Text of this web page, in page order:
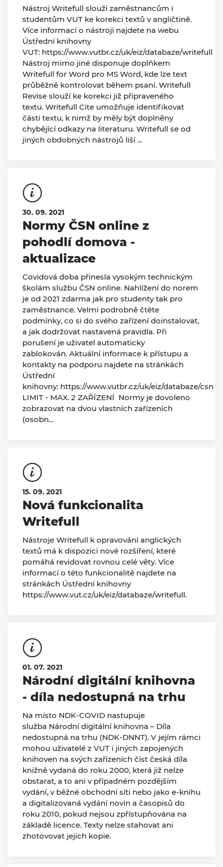
Nástroj Writefull slouží zaměstnancům i
studentům VUT ke korekci textů v angličtině.
Více informací o nástroji najdete na webu
Ústřední knihovny
VUT: https://www.vutbr.cz/uk/eiz/databaze/writefull
Nástroj mimo jiné disponuje doplňkem
Writefull for Word pro MS Word, kde lze text
průběžně kontrolovat během psaní. Writefull
Revise slouží ke korekci již připraveného
textu. Writefull Cite umožňuje identifikovat
části textu, k nimž by měly být doplněny
chybějící odkazy na literaturu. Writefull se od
jiných obdobných nástrojů liší ...
30. 09. 2021
Normy ČSN online z
pohodlí domova -
aktualizace
Covidová doba přinesla vysokým technickým
školám službu ČSN online. Nahlížení do norem
je od 2021 zdarma jak pro studenty tak pro
zaměstnance. Velmi podrobně čtěte
podmínky, co si do svého zařízení doinstalovat,
a jak dodržovat nastavená pravidla. Při
porušení je uživatel automaticky
zablokován. Aktuální informace k přístupu a
kontakty na podporu najdete na stránkách
Ústřední
knihovny: https://www.vutbr.cz/uk/eiz/databaze/csn
LIMIT - MAX. 2 ZAŘÍZENÍ Normy je dovoleno
zobrazovat na dvou vlastních zařízeních
(osobn...
15. 09. 2021
Nová funkcionalita
Writefull
Nástroje Writefull k opravování anglických
textů má k dispozici nové rozšíření, které
pomáhá revidovat rovnou celé věty. Více
informací o této funkcionalitě najdete na
stránkách Ústřední knihovny
https://www.vut.cz/uk/eiz/databaze/writefull.
01. 07. 2021
Národní digitální knihovna
- díla nedostupná na trhu
Na místo NDK-COVID nastupuje
služba Národní digitální knihovna – Díla
nedostupná na trhu (NDK-DNNT). V jejím rámci
mohou uživatelé z VUT i jiných zapojených
knihoven na svých zařízeních číst česká díla
knižně vydaná do roku 2000, která již nelze
obstarat, a to ani v případném pozdějším
vydání, v běžné obchodní síti nebo jako e-knihu
a digitalizovaná vydání novin a časopisů do
roku 2010, pokud nejsou zpřístupňována na
základě licence. Texty nelze stahovat ani
zhotovovat jejich kopie.